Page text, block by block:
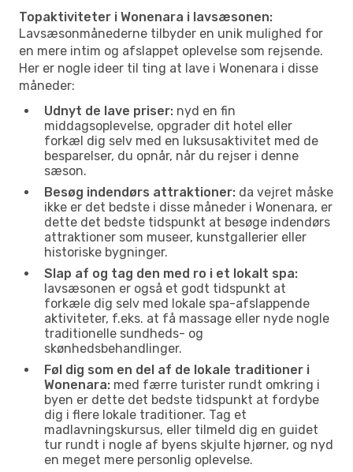
Topaktiviteter i Wonenara i lavsæsonen:
Lavsæsonmånederne tilbyder en unik mulighed for
en mere intim og afslappet oplevelse som rejsende.
Her er nogle ideer til ting at lave i Wonenara i disse
måneder:
Udnyt de lave priser: nyd en fin
middagsoplevelse, opgrader dit hotel eller
forkæl dig selv med en luksusaktivitet med de
besparelser, du opnår, når du rejser i denne
sæson.
Besøg indendørs attraktioner: da vejret måske
ikke er det bedste i disse måneder i Wonenara, er
dette det bedste tidspunkt at besøge indendørs
attraktioner som museer, kunstgallerier eller
historiske bygninger.
Slap af og tag den med ro i et lokalt spa:
lavsæsonen er også et godt tidspunkt at
forkæle dig selv med lokale spa-afslappende
aktiviteter, f.eks. at få massage eller nyde nogle
traditionelle sundheds- og
skønhedsbehandlinger.
Føl dig som en del af de lokale traditioner i
Wonenara: med færre turister rundt omkring i
byen er dette det bedste tidspunkt at fordybe
dig i flere lokale traditioner. Tag et
madlavningskursus, eller tilmeld dig en guidet
tur rundt i nogle af byens skjulte hjørner, og nyd
en meget mere personlig oplevelse.